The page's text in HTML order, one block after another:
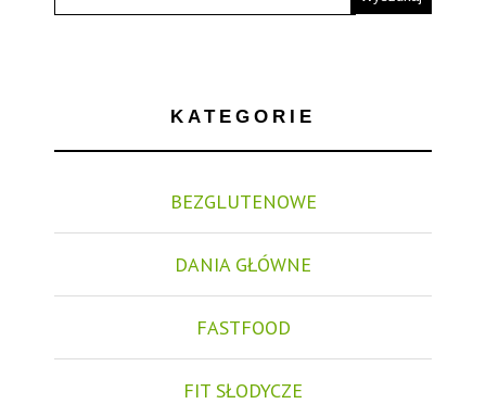
KATEGORIE
BEZGLUTENOWE
DANIA GŁÓWNE
FASTFOOD
FIT SŁODYCZE